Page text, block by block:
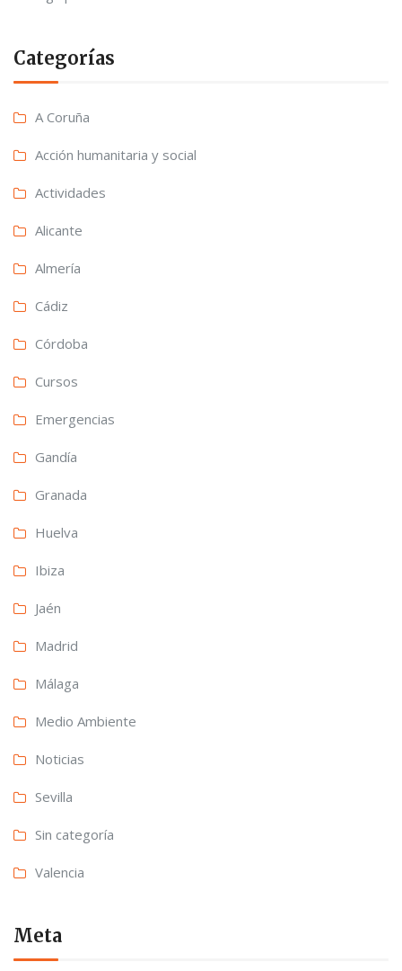
Categorías
A Coruña
Acción humanitaria y social
Actividades
Alicante
Almería
Cádiz
Córdoba
Cursos
Emergencias
Gandía
Granada
Huelva
Ibiza
Jaén
Madrid
Málaga
Medio Ambiente
Noticias
Sevilla
Sin categoría
Valencia
Meta